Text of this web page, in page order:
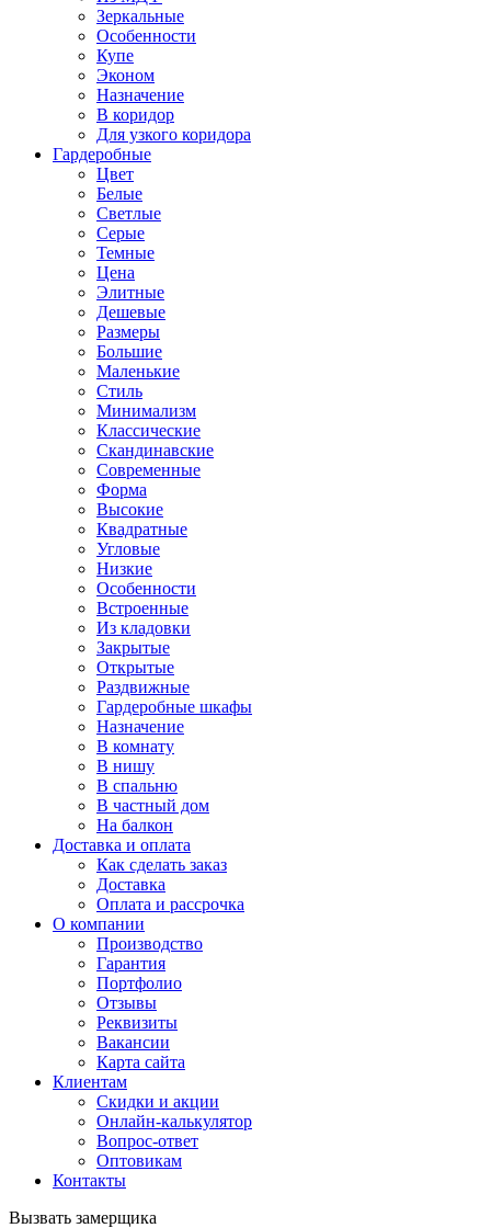
Зеркальные
Особенности
Купе
Эконом
Назначение
В коридор
Для узкого коридора
Гардеробные
Цвет
Белые
Светлые
Серые
Темные
Цена
Элитные
Дешевые
Размеры
Большие
Маленькие
Стиль
Минимализм
Классические
Скандинавские
Современные
Форма
Высокие
Квадратные
Угловые
Низкие
Особенности
Встроенные
Из кладовки
Закрытые
Открытые
Раздвижные
Гардеробные шкафы
Назначение
В комнату
В нишу
В спальню
В частный дом
На балкон
Доставка и оплата
Как сделать заказ
Доставка
Оплата и рассрочка
О компании
Производство
Гарантия
Портфолио
Отзывы
Реквизиты
Вакансии
Карта сайта
Клиентам
Скидки и акции
Онлайн-калькулятор
Вопрос-ответ
Оптовикам
Контакты
Вызвать замерщика